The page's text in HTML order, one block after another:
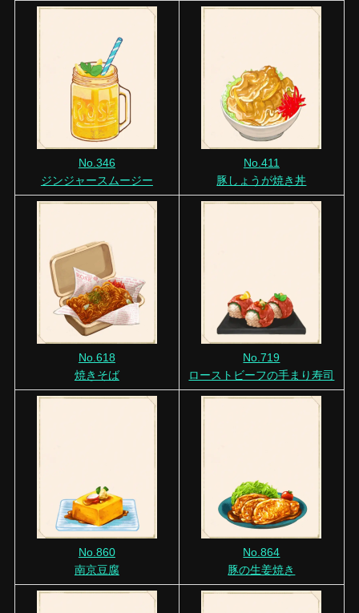
No.346
ジンジャースムージー
No.411
豚しょうが焼き丼
No.618
焼きそば
No.719
ローストビーフの手まり寿司
No.860
南京豆腐
No.864
豚の生姜焼き